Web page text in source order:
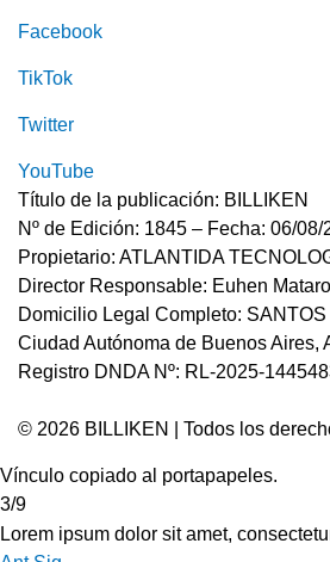
Facebook
TikTok
Twitter
YouTube
Título de la publicación: BILLIKEN
Nº de Edición: 1845 – Fecha: 06/08/
Propietario: ATLANTIDA
Director Responsable: Euhen
Domicilio Legal Completo:
Ciudad Autónoma de Buenos Aires,
Registro DNDA Nº: RL-2025-
© 2026 BILLIKEN | Todos los
Vínculo copiado al portapapeles.
3/9
Lorem ipsum dolor sit amet,